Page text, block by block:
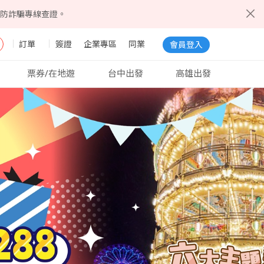
詐騙專線查證。
訂單 簽證 企業專區 同業 會員登入
票券/在地遊 台中出發 高雄出發